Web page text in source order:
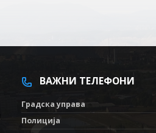
ВАЖНИ ТЕЛЕФОНИ
Градска управа
Полиција